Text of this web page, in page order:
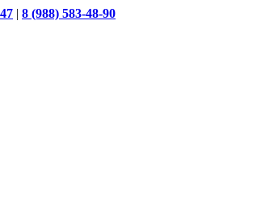
| 8 (988) 583-48-90